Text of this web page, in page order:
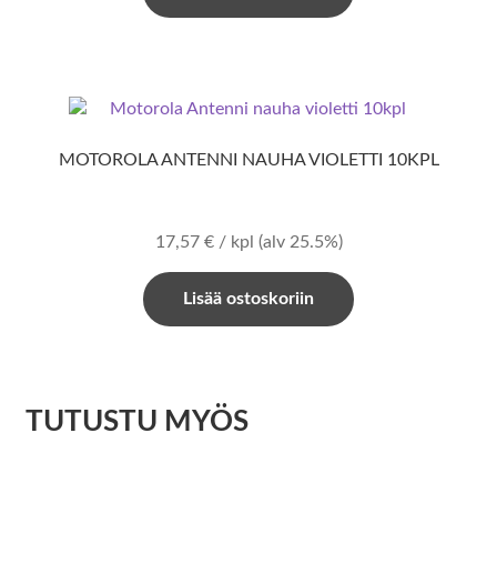
MOTOROLA ANTENNI NAUHA VIOLETTI 10KPL
17,57 €/ kpl (alv 25.5%)
Lisää ostoskoriin
TUTUSTU MYÖS